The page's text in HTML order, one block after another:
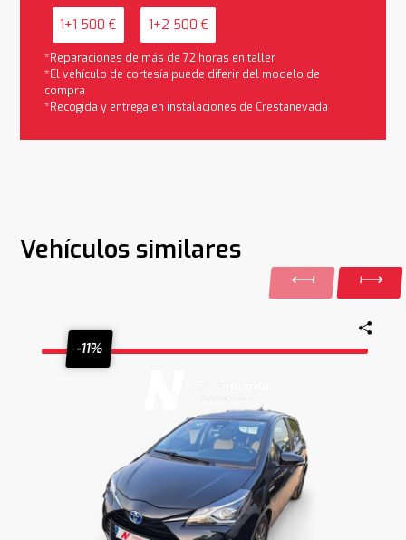
1+1 500 € 1+2 500 €
*Reparaciones de más de 72 horas en taller
*El vehículo de cortesía puede diferir del modelo de
compra
*Recogida y entrega en instalaciones de Crestanevada
Vehículos similares
-11%